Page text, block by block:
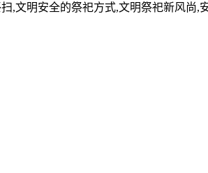
,文明安全的祭祀方式,文明祭祀新风